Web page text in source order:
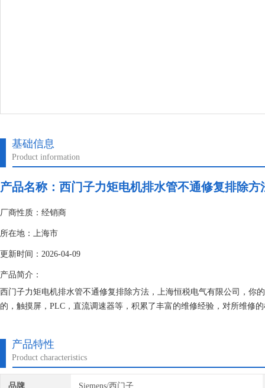
基础信息
Product information
产品名称： 西门子力矩电机排水管不通修复排除方
厂商性质：经销商
所在地：上海市
更新时间：2026-04-09
产品简介：
西门子力矩电机排水管不通修复排除方法，上海恒税电气有限公司，你
的，触摸屏，PLC，直流调速器等，积累了丰富的维修经验，对所维修
产品特性
Product characteristics
品牌 Siemens/西门子